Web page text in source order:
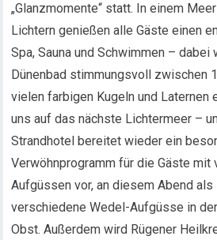
„Glanzmomente“ statt. In einem
Lichtern genießen alle Gäste einen
Spa, Sauna und Schwimmen – dabei
Dünenbad stimmungsvoll zwischen
vielen farbigen Kugeln und Laternen
uns auf das nächste Lichtermeer –
Strandhotel bereitet wieder ein
Verwöhnprogramm für die Gäste mit
Aufgüssen vor, an diesem Abend
verschiedene Wedel-Aufgüsse in
Obst. Außerdem wird Rügener